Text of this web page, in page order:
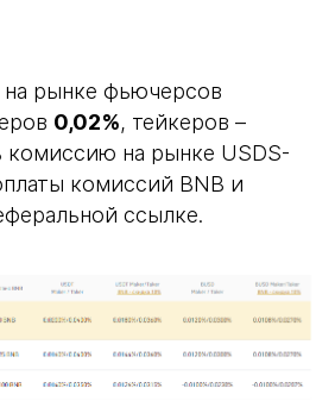
рынке фьючерсов
0,02%, тейкеров –
комиссию на рынке USDS-
комиссий BNB и
ссылке.